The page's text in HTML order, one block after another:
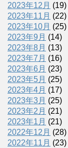
2023年12月 (19)
2023年11月 (22)
2023年10月 (25)
2023年9月 (14)
2023年8月 (13)
2023年7月 (16)
2023年6月 (23)
2023年5月 (25)
2023年4月 (17)
2023年3月 (25)
2023年2月 (21)
2023年1月 (21)
2022年12月 (28)
2022年11月 (23)